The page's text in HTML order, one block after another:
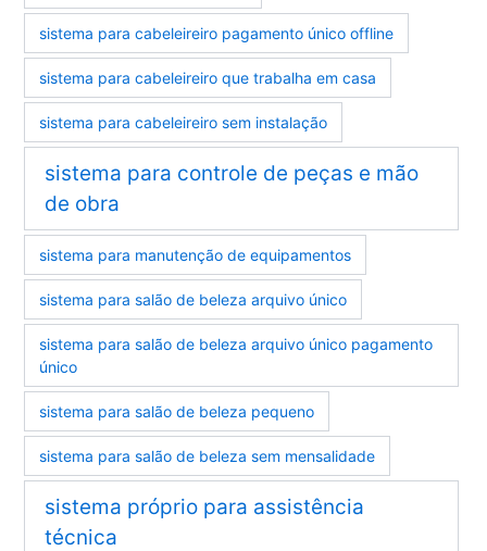
sistema para cabeleireiro pagamento único offline
sistema para cabeleireiro que trabalha em casa
sistema para cabeleireiro sem instalação
sistema para controle de peças e mão
de obra
sistema para manutenção de equipamentos
sistema para salão de beleza arquivo único
sistema para salão de beleza arquivo único pagamento
único
sistema para salão de beleza pequeno
sistema para salão de beleza sem mensalidade
sistema próprio para assistência
técnica